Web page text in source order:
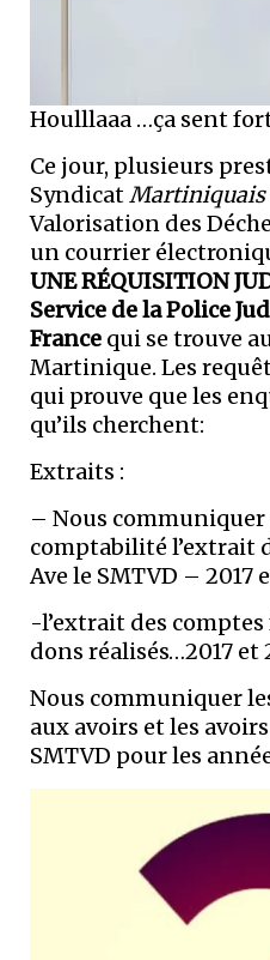
Houlllaaa …ça sent
Ce jour, plusieurs
SyndicatMartiniquais
Valorisation des
un courrier
UNE RÉQUISITION
Service de la Police
France qui se trouve
Martinique. Les
qui prouve que les
qu’ils cherchent:
Extraits :
– Nous communiquer
comptabilité l’extrait
Ave le SMTVD – 2017
-l’extrait des
dons réalisés…2017 et
Nous communiquer
aux avoirs et les
SMTVD pour les